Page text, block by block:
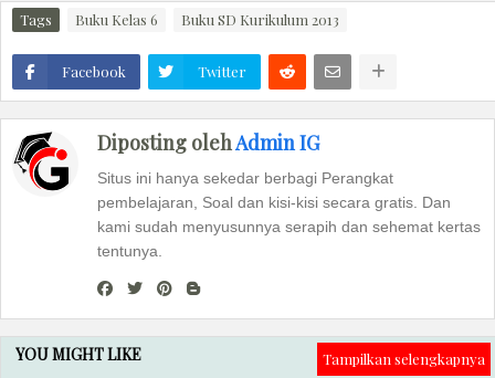
Tags Buku Kelas 6 Buku SD Kurikulum 2013
Facebook Twitter
Diposting olehAdmin IG
Situs ini hanya sekedar berbagi Perangkat
pembelajaran, Soal dan kisi-kisi secara gratis. Dan
kami sudah menyusunnya serapih dan sehemat kertas
tentunya.
YOU MIGHT LIKE Tampilkan selengkapnya